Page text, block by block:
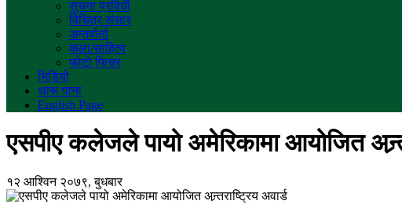
सुचना प्रविधी
विचित्र संसार
अन्तर्वार्ता
कला/साहित्य
फोटो फिचर
भिडियो
थारू पाना
English Page
एसपीए कलेजले पायो अमेरिकामा आयोजित
१२ आश्विन २०७९, बुधबार